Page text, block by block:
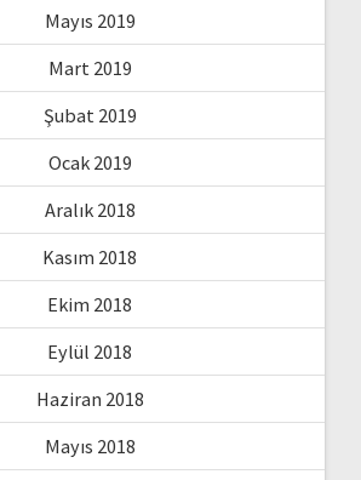
Mayıs 2019
Mart 2019
Şubat 2019
Ocak 2019
Aralık 2018
Kasım 2018
Ekim 2018
Eylül 2018
Haziran 2018
Mayıs 2018